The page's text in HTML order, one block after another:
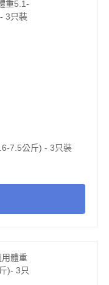
7.5公斤) - 3只裝